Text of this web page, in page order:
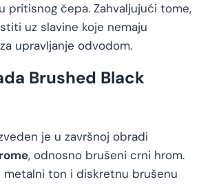
pritisnog čepa. Zahvaljujući tome,
uz slavine koje nemaju
upravljanje odvodom.
Brushed Black
je u završnoj obradi
, odnosno brušeni crni hrom.
metalni ton i diskretnu brušenu